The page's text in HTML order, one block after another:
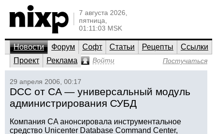
7 августа 2026,
пятница,
01:11:03 MSK
Новости Форум Софт Статьи Рецепты
Ссылки
Проект
Реклама Войти Постучаться
29 апреля 2006, 00:17
DCC от CA — универсальный модуль
администрирования СУБД
Компания CA анонсировала инструментальное
средство Unicenter Database Command Center,